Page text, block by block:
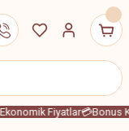
Fiyatlar💳Bonus